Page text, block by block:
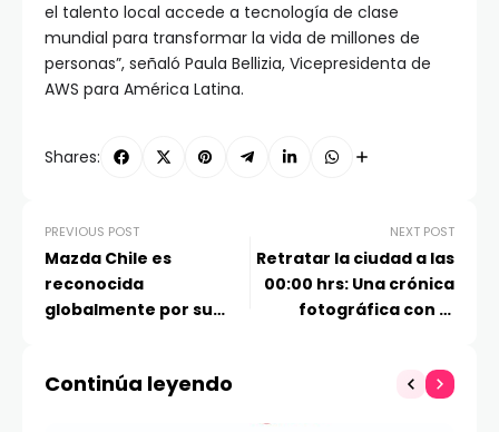
el talento local accede a tecnología de clase
mundial para transformar la vida de millones de
personas”, señaló Paula Bellizia, Vicepresidenta de
AWS para América Latina.
Shares:
PREVIOUS POST
Mazda Chile es
reconocida
globalmente por su
el posicionamiento de
NEXT POST
Retratar la ciudad a las
00:00 hrs: Una crónica
fotográfica con el
Continúa leyendo